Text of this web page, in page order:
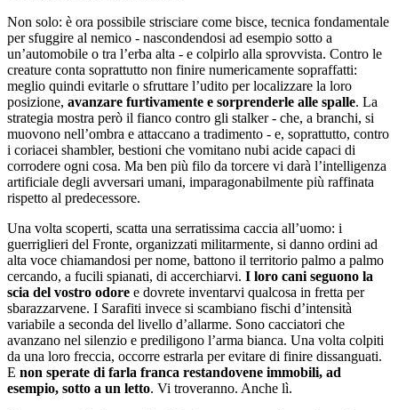
Non solo: è ora possibile strisciare come bisce, tecnica fondamentale
per sfuggire al nemico - nascondendosi ad esempio sotto a
un’automobile o tra l’erba alta - e colpirlo alla sprovvista. Contro le
creature conta soprattutto non finire numericamente sopraffatti:
meglio quindi evitarle o sfruttare l’udito per localizzare la loro
posizione, avanzare furtivamente e sorprenderle alle spalle. La
strategia mostra però il fianco contro gli stalker - che, a branchi, si
muovono nell’ombra e attaccano a tradimento - e, soprattutto, contro
i coriacei shambler, bestioni che vomitano nubi acide capaci di
corrodere ogni cosa. Ma ben più filo da torcere vi darà l’intelligenza
artificiale degli avversari umani, imparagonabilmente più raffinata
rispetto al predecessore.
Una volta scoperti, scatta una serratissima caccia all’uomo: i
guerriglieri del Fronte, organizzati militarmente, si danno ordini ad
alta voce chiamandosi per nome, battono il territorio palmo a palmo
cercando, a fucili spianati, di accerchiarvi. I loro cani seguono la
scia del vostro odore e dovrete inventarvi qualcosa in fretta per
sbarazzarvene. I Sarafiti invece si scambiano fischi d’intensità
variabile a seconda del livello d’allarme. Sono cacciatori che
avanzano nel silenzio e prediligono l’arma bianca. Una volta colpiti
da una loro freccia, occorre estrarla per evitare di finire dissanguati.
E non sperate di farla franca restandovene immobili, ad
esempio, sotto a un letto. Vi troveranno. Anche lì.